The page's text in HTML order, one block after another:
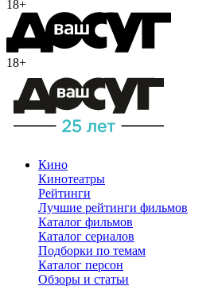
18+
18+
Кино
Кинотеатры
Рейтинги
Лучшие рейтинги фильмов
Каталог фильмов
Каталог сериалов
Подборки по темам
Каталог персон
Обзоры и статьи